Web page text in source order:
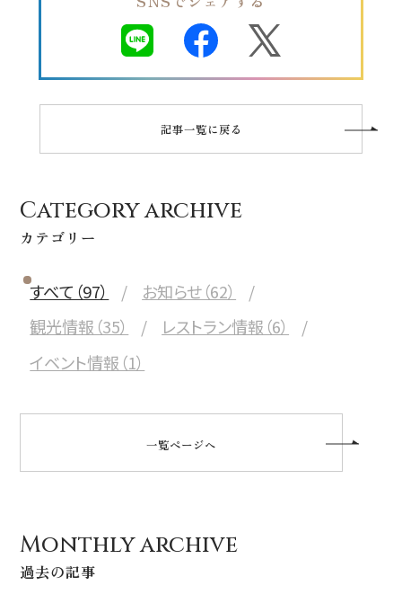
記事一覧に戻る
Category archive
カテゴリー
すべて（97）
お知らせ（62）
観光情報（35）
レストラン情報（6）
イベント情報（1）
一覧ページへ
Monthly archive
過去の記事